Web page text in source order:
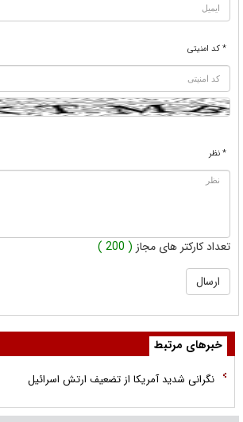
* کد امنیتی
* نظر
تعداد کارکتر های مجاز ( 200 )
خبرهای مرتبط
نگرانی شدید آمریکا از تضعیف ارتش اسرائیل